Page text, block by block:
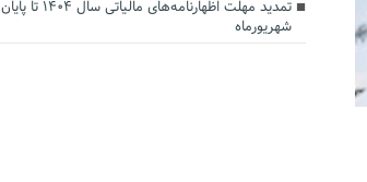
تمدید مهلت اظهارنامه‌های مالیاتی سال ۱۴۰۴ تا پایان
شهریورماه